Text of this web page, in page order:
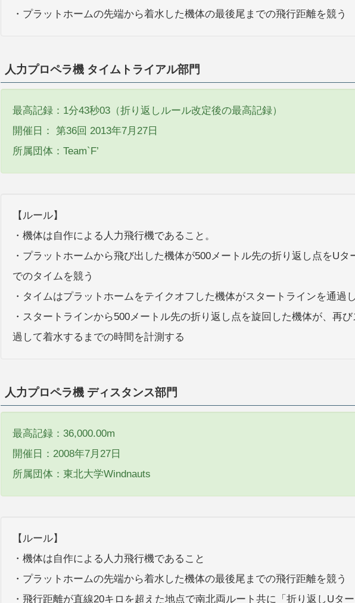
・プラットホームの先端から着水した機体の最後尾までの飛行距離を競う
人力プロペラ機 タイムトライアル部門
最高記録：1分43秒03（折り返しルール改定後の最高記録）
開催日： 第36回 2013年7月27日
所属団体：Team`F’
【ルール】
・機体は自作による人力飛行機であること。
・プラットホームから飛び出した機体が500メートル先の折り返し点をUタ
でのタイムを競う
・タイムはプラットホームをテイクオフした機体がスタートラインを通過
・スタートラインから500メートル先の折り返し点を旋回した機体が、再
過して着水するまでの時間を計測する
人力プロペラ機 ディスタンス部門
最高記録：36,000.00m
開催日：2008年7月27日
所属団体：東北大学Windnauts
【ルール】
・機体は自作による人力飛行機であること
・プラットホームの先端から着水した機体の最後尾までの飛行距離を競う
・飛行距離が直線20キロを超えた地点で南北両ルート共に「折り返しUタ